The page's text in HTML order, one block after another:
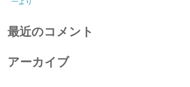
最近のコメント
アーカイブ